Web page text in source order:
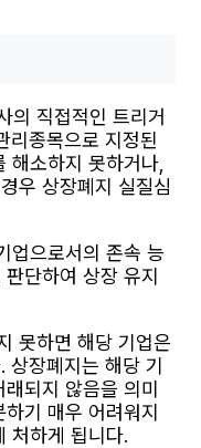
의 직접적인 트리거
리종목으로 지정된
해소하지 못하거나,
우 상장폐지 실질심
업으로서의 존속 능
단하여 상장 유지
못하면 해당 기업은
상장폐지는 해당 기
되지 않음을 의미
기 매우 어려워지
처하게 됩니다.